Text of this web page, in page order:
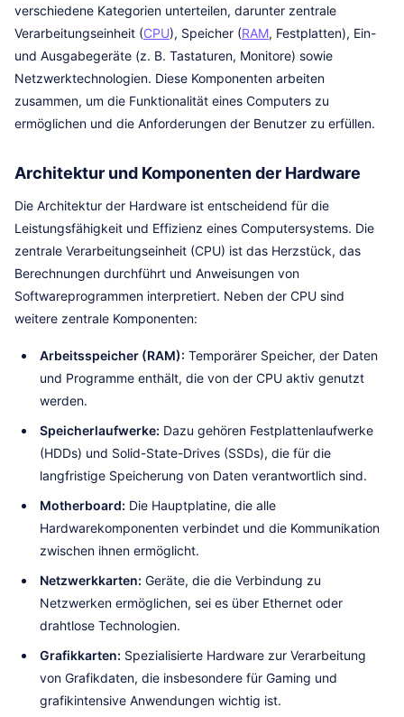
verschiedene Kategorien unterteilen, darunter zentrale
Verarbeitungseinheit (CPU), Speicher (RAM, Festplatten), Ein-
und Ausgabegeräte (z. B. Tastaturen, Monitore) sowie
Netzwerktechnologien. Diese Komponenten arbeiten
zusammen, um die Funktionalität eines Computers zu
ermöglichen und die Anforderungen der Benutzer zu erfüllen.
Architektur und Komponenten der Hardware
Die Architektur der Hardware ist entscheidend für die
Leistungsfähigkeit und Effizienz eines Computersystems. Die
zentrale Verarbeitungseinheit (CPU) ist das Herzstück, das
Berechnungen durchführt und Anweisungen von
Softwareprogrammen interpretiert. Neben der CPU sind
weitere zentrale Komponenten:
Arbeitsspeicher (RAM): Temporärer Speicher, der Daten
und Programme enthält, die von der CPU aktiv genutzt
werden.
Speicherlaufwerke: Dazu gehören Festplattenlaufwerke
(HDDs) und Solid-State-Drives (SSDs), die für die
langfristige Speicherung von Daten verantwortlich sind.
Motherboard: Die Hauptplatine, die alle
Hardwarekomponenten verbindet und die Kommunikation
zwischen ihnen ermöglicht.
Netzwerkkarten: Geräte, die die Verbindung zu
Netzwerken ermöglichen, sei es über Ethernet oder
drahtlose Technologien.
Grafikkarten: Spezialisierte Hardware zur Verarbeitung
von Grafikdaten, die insbesondere für Gaming und
grafikintensive Anwendungen wichtig ist.